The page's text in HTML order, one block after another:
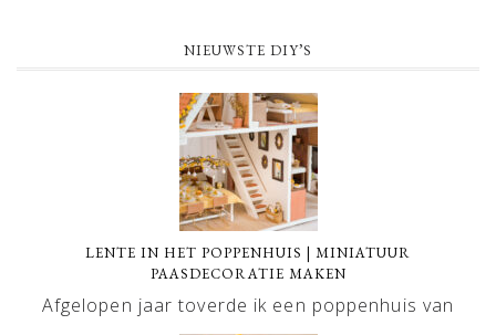
NIEUWSTE DIY’S
LENTE IN HET POPPENHUIS | MINIATUUR
PAASDECORATIE MAKEN
Afgelopen jaar toverde ik een poppenhuis van